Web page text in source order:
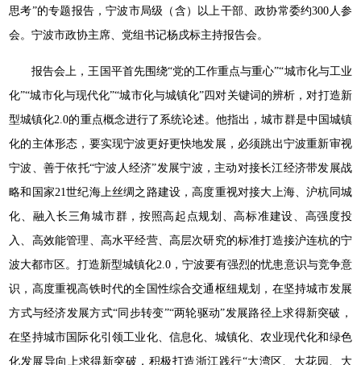
思考”的专题报告，宁波市局级（含）以上干部、政协常委约300人参
会。宁波市政协主席、党组书记杨戌标主持报告会。
报告会上，王国平首先围绕“党的工作重点与重心”“城市化与工业
化”“城市化与现代化”“城市化与城镇化”四对关键词的辨析，对打造新
型城镇化2.0的重点概念进行了系统论述。他指出，城市群是中国城镇
化的主体形态，要实现宁波更好更快地发展，必须跳出宁波重新审视
宁波、善于依托“宁波人经济”发展宁波，主动对接长江经济带发展战
略和国家21世纪海上丝绸之路建设，高度重视对接大上海、沪杭同城
化、融入长三角城市群，按照高起点规划、高标准建设、高强度投
入、高效能管理、高水平经营、高层次研究的标准打造接沪连杭的宁
波大都市区。打造新型城镇化2.0，宁波要有强烈的忧患意识与竞争意
识，高度重视高铁时代的全国性综合交通枢纽规划，在坚持城市发展
方式与经济发展方式“同步转变”“两轮驱动”发展路径上求得新突破，
在坚持城市国际化引领工业化、信息化、城镇化、农业现代化和绿色
化发展导向上求得新突破，积极打造浙江践行“大湾区、大花园、大